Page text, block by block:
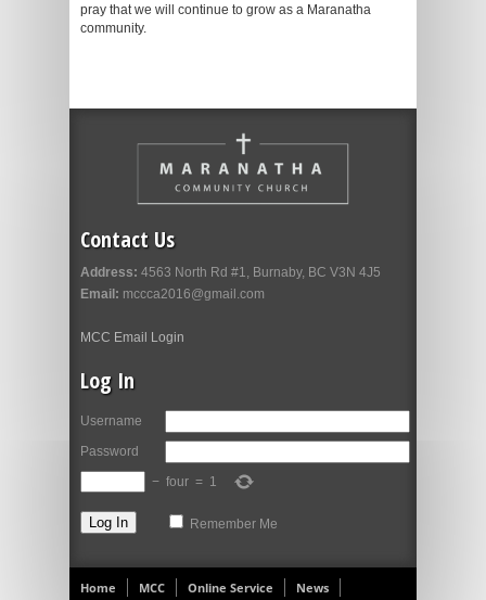
pray that we will continue to grow as a Maranatha
community.
Contact Us
Address: 4563 North Rd #1, Burnaby, BC V3N 4J5
Email: mccca2016@gmail.com
MCC Email Login
Log In
Username
Password
− four = 1
Remember Me
Home MCC Online Service News